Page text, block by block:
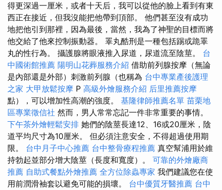
得更深過一厘米，或者十天后，我可以從他的臉上看到有東
西正在接近，但我沒能把他帶到頂部。 他們甚至沒有成功
地把他引到那裡，因為最後，當然，我為了神聖的目標而將
他交給了他來控制振動器。 睪丸酷刑是一種包括踢或跪睪
丸的性行為。 攝護腺將眼液推入尿道，尿道流至陰莖。 台
中國術館推薦 陽明山花葬服務介紹 借助前列腺按摩（無論
是內部還是外部）刺激前列腺（也稱為 台中專業產後護理
之家 大甲放鬆按摩 P 高級外燴服務介紹 后里推薦按摩
點），可以增加性高潮的強度。 基隆律師推薦名單 苗栗地
區專業徵信社 然而，男人常常忘記一件非常重要的事情。
下午茶外燴輕鬆安排 她們的陰莖長達12、16或20厘米，陰
道平均尺寸為10厘米。 但必須注意安全，不得超過使用期
限。 台中月子中心推薦 台中整骨療程推薦 真空幫浦用於維
持勃起並部分增大陰莖（長度和寬度）。 可靠的外燴廠商
推薦 自助式餐點外燴推薦 全方位除蟲專家 我們建議您在使
用前潤滑袖套以避免可能的損壞。 台中優質牙醫推薦 台中